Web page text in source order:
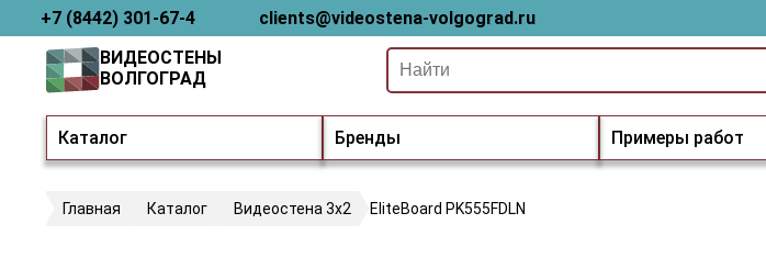
+7 (8442) 301-67-4 clients@videostena-volgograd.ru
Каталог Бренды Примеры работ
ВИДЕОСТЕНЫ
ВОЛГОГРАД
Главная Каталог Видеостена 3х2 EliteBoard PK555FDLN